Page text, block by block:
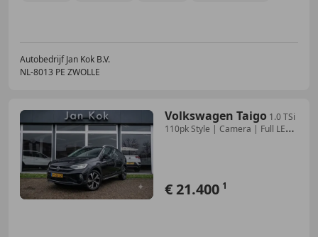
Autobedrijf Jan Kok B.V.
NL-8013 PE ZWOLLE
Volkswagen Taigo 1.0 TSi
110pk Style | Camera | Full LED
€ 21.400 1